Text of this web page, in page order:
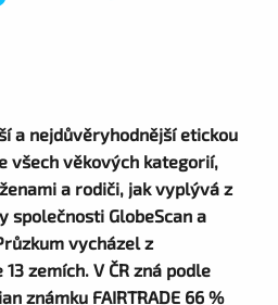
a nejdůvěryhodnější etickou
všech věkových kategorií,
a rodiči, jak vyplývá z
GlobeScan a
vycházel z
zemích. V ČR zná podle
známku FAIRTRADE 66 %